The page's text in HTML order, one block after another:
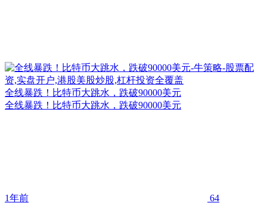
全线暴跌！比特币大跳水，跌破90000美元
全线暴跌！比特币大跳水，跌破90000美元
1年前 64